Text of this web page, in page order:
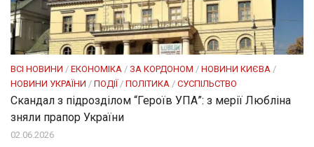
ВСІ НОВИНИ / ЕКОНОМІКА / ЗА КОРДОНОМ / НОВИНИ КИЄВА /
НОВИНИ УКРАЇНИ / ПОДІЇ / ПОЛІТИКА / СУСПІЛЬСТВО
Скандал з підрозділом “Героїв УПА”: з мерії Любліна
зняли прапор України
02.06.2026